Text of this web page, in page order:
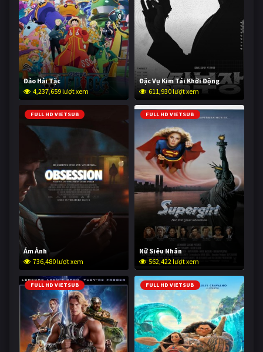
Đảo Hải Tặc
4,237,659 lượt xem
Đặc Vụ Kim Tái Khởi Động
611,930 lượt xem
FULL HD VIETSUB
Ám Ảnh
736,480 lượt xem
FULL HD VIETSUB
Nữ Siêu Nhân
562,422 lượt xem
FULL HD VIETSUB FULL HD VIETSUB